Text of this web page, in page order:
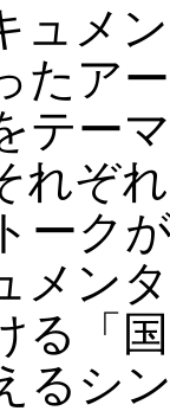
メ
たア
テー
れぞ
ーク
メン
る「
るシ